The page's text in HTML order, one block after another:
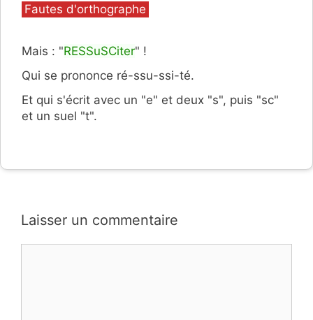
Catégories
Fautes d'orthographe
Mais : "RESSuSCiter" !
Qui se prononce ré-ssu-ssi-té.
Et qui s'écrit avec un "e" et deux "s", puis "sc"
et un suel "t".
Laisser un commentaire